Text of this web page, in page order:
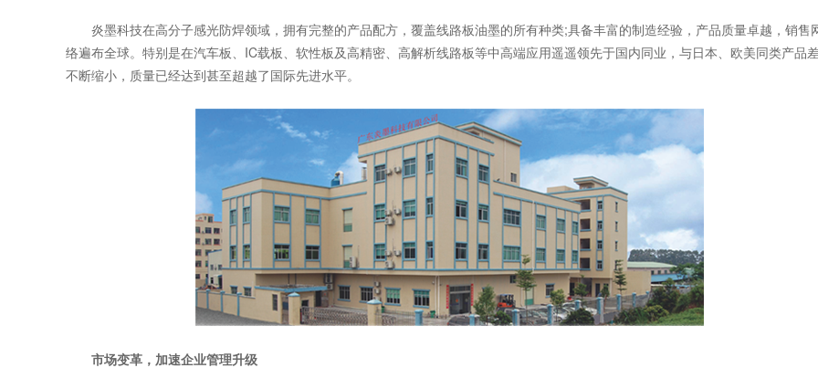
炎墨科技在高分子感光防焊领域，拥有完整的产品配方，覆盖线路板油墨的所有种类;具备丰富的制造经验，产品质量卓越，销售
络遍布全球。特别是在汽车板、IC载板、软性板及高精密、高解析线路板等中高端应用遥遥领先于国内同业，与日本、欧美同类产品
不断缩小，质量已经达到甚至超越了国际先进水平。
市场变革，加速企业管理升级